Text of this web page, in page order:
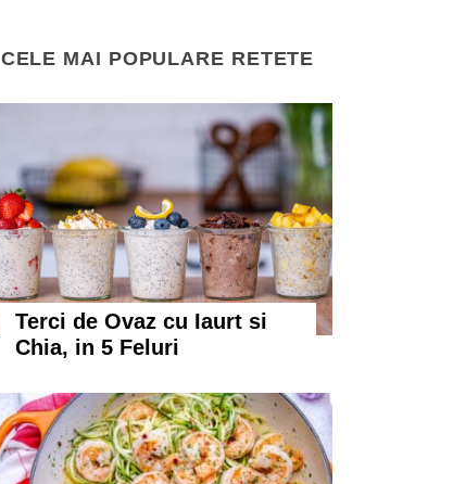
CELE MAI POPULARE RETETE
Terci de Ovaz cu Iaurt si
Chia, in 5 Feluri